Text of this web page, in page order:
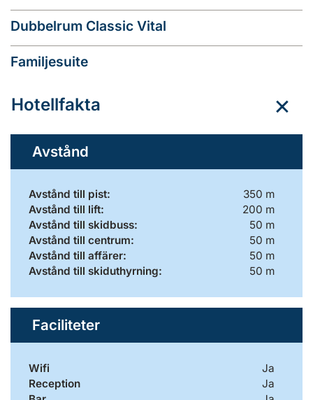
Dubbelrum Classic Vital
Familjesuite
Hotellfakta
Avstånd
Avstånd till pist:
350 m
Avstånd till lift:
200 m
Avstånd till skidbuss:
50 m
Avstånd till centrum:
50 m
Avstånd till affärer:
50 m
Avstånd till skiduthyrning:
50 m
Faciliteter
Wifi
Ja
Reception
Ja